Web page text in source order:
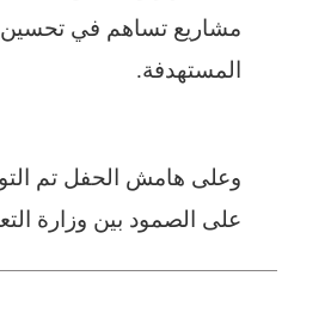
مشاريع تساهم في تحسين
المستهدفة.
وعلى هامش الحفل تم
على الصمود بين وزارة